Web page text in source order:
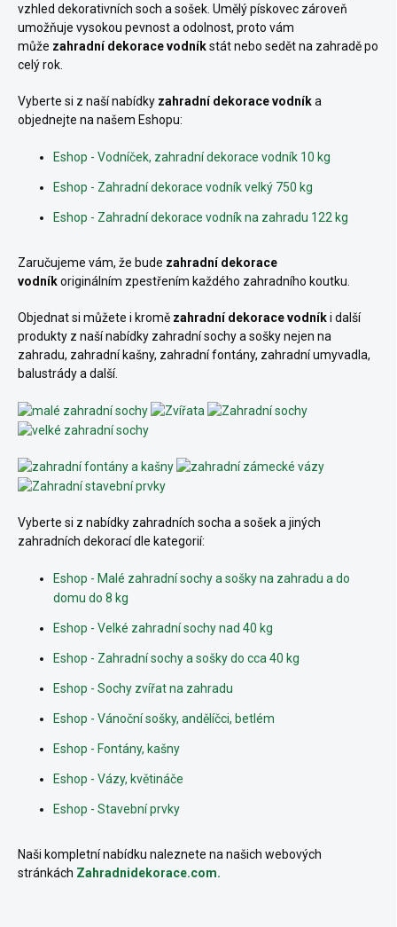
vzhled dekorativních soch a sošek. Umělý pískovec zároveň
umožňuje vysokou pevnost a odolnost, proto vám
může zahradní dekorace vodníkstát nebo sedět na zahradě po
celý rok.
Vyberte si z naší nabídky zahradní dekorace vodníka
objednejte na našem Eshopu:
Eshop - Vodníček, zahradní dekorace vodník 10 kg
Eshop - Zahradní dekorace vodník velký 750 kg
Eshop - Zahradní dekorace vodník na zahradu 122 kg
Zaručujeme vám, že bude zahradní dekorace
vodníkoriginálním zpestřením každého zahradního koutku.
Objednat si můžete i kromě zahradní dekorace vodníki další
produkty z naší nabídky zahradní sochy a sošky nejen na
zahradu, zahradní kašny, zahradní fontány, zahradní umyvadla,
balustrády a další.
Vyberte si z nabídky zahradních socha a sošek a jiných
zahradních dekorací dle kategorií:
Eshop - Malé zahradní sochy a sošky na zahradu a do
domu do 8 kg
Eshop - Velké zahradní sochy nad 40 kg
Eshop - Zahradní sochy a sošky do cca 40 kg
Eshop - Sochy zvířat na zahradu
Eshop - Vánoční sošky, andělíčci, betlém
Eshop - Fontány, kašny
Eshop - Vázy, květináče
Eshop - Stavební prvky
Naši kompletní nabídku naleznete na našich webových
stránkách Zahradnidekorace.com.